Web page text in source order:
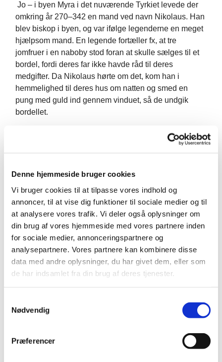
Denne hjemmeside bruger cookies
Vi bruger cookies til at tilpasse vores indhold og
annoncer, til at vise dig funktioner til sociale medier og til
at analysere vores trafik. Vi deler også oplysninger om
din brug af vores hjemmeside med vores partnere inden
for sociale medier, annonceringspartnere og
analysepartnere. Vores partnere kan kombinere disse
data med andre oplysninger, du har givet dem, eller som
de har indsamlet fra din brug af deres tjenester.
Nødvendig
Præferencer
Jo – i byen Myra i det nuværende Tyrkiet levede der
omkring år 270–342 en mand ved navn Nikolaus. Han
blev biskop i byen, og var ifølge legenderne en meget
hjælpsom mand. En legende fortæller fx, at tre
jomfruer i en naboby stod foran at skulle sælges til et
bordel, fordi deres far ikke havde råd til deres
medgifter. Da Nikolaus hørte om det, kom han i
hemmelighed til deres hus om natten og smed en
pung med guld ind gennem vinduet, så de undgik
bordellet.
Nikolaus blev efter sin død kåret til helgen under
navnet Sankt Nikolaus (Sankt Nikolaj), og fik
helgendag den 6. december. På denne dag blev det
i al hemmelighed, sådan som Nikolaus havde givet
pengegave til faderen med de tre døtre.
Nikolaus-festen d. 6. december bredte sig til
Nordamerika via de hollandske indvandrere, der
grundlagde kolonien New Amsterdam (nu Manhattan).
De kaldte denSinterklaas-festen,og i amerikansk
oversættelse kom Sankt Nikolaus til at hedde Santa
Claus og blev med tiden til den julemand, som
De børn, der i Danmark i 1800-tallet var så heldige at
men af nisserne. Julemanden som gavegiver og med
bopæl højt mod nord blev først en kendt skikkelse i